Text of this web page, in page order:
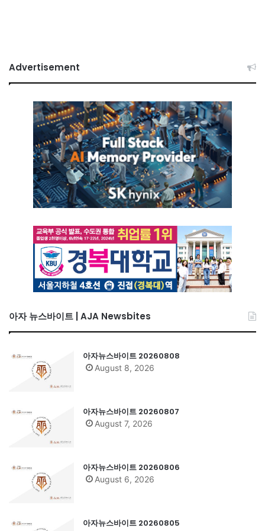
Advertisement
아자 뉴스바이트 | AJA Newsbites
아자뉴스바이트 20260808
August 8, 2026
아자뉴스바이트 20260807
August 7, 2026
아자뉴스바이트 20260806
August 6, 2026
아자뉴스바이트 20260805